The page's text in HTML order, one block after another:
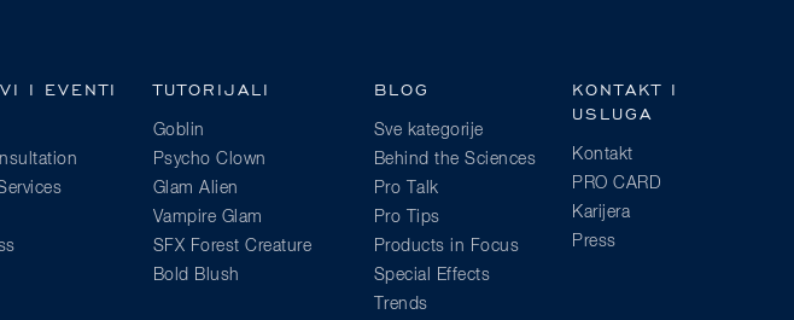
I EVENTI TUTORIJALI
Goblin
Psycho Clown
Glam Alien
Vampire Glam
SFX Forest Creature
Bold Blush
BLOG
Sve kategorije
Behind the Sciences
Pro Talk
Pro Tips
Products in Focus
Special Effects
Trends
KONTAKT I
USLUGA
Kontakt
PRO CARD
Karijera
Press